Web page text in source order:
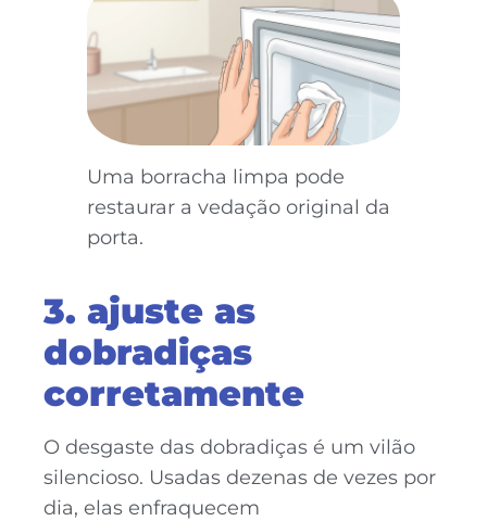
Uma borracha limpa pode
restaurar a vedação original da
porta.
3. ajuste as
dobradiças
corretamente
O desgaste das dobradiças é um vilão
silencioso. Usadas dezenas de vezes por
dia, elas enfraquecem